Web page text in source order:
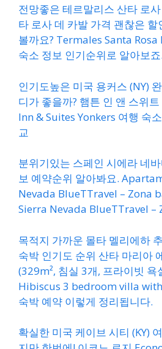
전망좋은 테르말리스 산타 로
타 로사 데 카발 가격 괜찮은
볼까요? Termales Santa Rosa
숙소 정보 인기순위로 알아보죠.
인기도높은 미국 용커스 (NY)
디가 좋을까? 햄튼 인 앤 스위
Inn & Suites Yonkers 여행 숙
교
분위기있는 스페인 시에라 네
보 예약순위 알아봐요.
Nevada BlueTTravel – Zona
Sierra Nevada BlueTTravel –
목적지 가까운 몰타 멜리에하
숙박 인기도 순위 산타 마리아
(329m², 침실 3개, 프라이빗 욕
Hibiscus 3 bedroom villa
숙박 예약 이렇게 정리됩니다.
확실한 미국 케이브 시티 (KY)